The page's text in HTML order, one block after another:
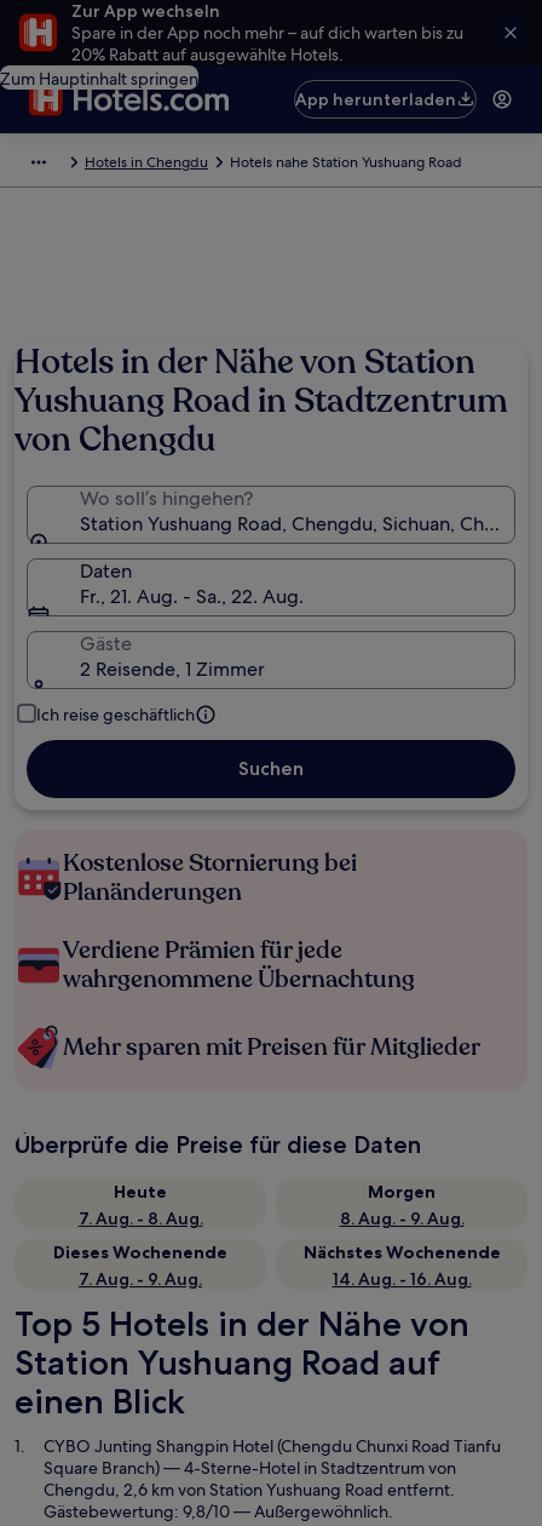
Zur App wechseln
Spare in der App noch mehr – auf dich warten bis zu
20% Rabatt auf ausgewählte Hotels.
Zum Hauptinhalt springen
App herunterladen
Hotels in Chengdu Hotels nahe Station Yushuang Road
Hotels in der Nähe von Station
Yushuang Road in Stadtzentrum
von Chengdu
Wo soll’s hingehen?
Station Yushuang Road, Chengdu, Sichuan, China
Daten
Fr., 21. Aug. - Sa., 22. Aug.
Gäste
2 Reisende, 1 Zimmer
Ich reise geschäftlich
Suchen
Kostenlose Stornierung bei
Planänderungen
Verdiene Prämien für jede
wahrgenommene Übernachtung
Mehr sparen mit Preisen für Mitglieder
Überprüfe die Preise für diese Daten
Heute
7. Aug. - 8. Aug.
Morgen
8. Aug. - 9. Aug.
Dieses Wochenende
7. Aug. - 9. Aug.
Nächstes Wochenende
14. Aug. - 16. Aug.
Top 5 Hotels in der Nähe von
Station Yushuang Road auf
einen Blick
CYBO Junting Shangpin Hotel (Chengdu Chunxi Road Tianfu
Square Branch)— 4-Sterne-Hotel in Stadtzentrum von
Chengdu, 2,6 km von Station Yushuang Road entfernt.
Gästebewertung: 9,8/10 — Außergewöhnlich.